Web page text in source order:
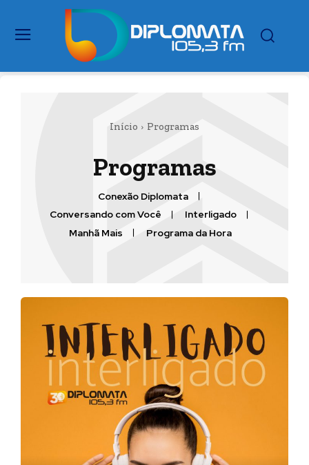
Início Programas
Programas
Conexão Diplomata
Conversando com Você
Interligado
Manhã Mais
Programa da Hora